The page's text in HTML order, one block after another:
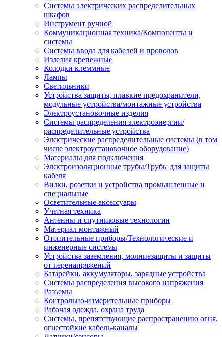
Системы электрических распределительных
шкафов
Инструмент ручной
Коммуникационная техника/Компоненты и
системы
Системы ввода для кабелей и проводов
Изделия крепежные
Колодки клеммные
Лампы
Светильники
Устройства защиты, плавкие предохранители,
модульные устройства/монтажные устройства
Электроустановочные изделия
Системы распределения электроэнергии/
распределительные устройства
Электрические распределительные системы (в том
числе электроустановочное оборудование)
Материалы для подключения
Электроизоляционные трубы/Трубы для защиты
кабеля
Вилки, розетки и устройства промышленные и
специальные
Осветительные аксессуары
Учетная техника
Антенны и спутниковые технологии
Материал монтажный
Отопительные приборы/Технологические и
инженерные системы
Устройства заземления, молниезащиты и защиты
от перенапряжений
Батарейки, аккумуляторы, зарядные устройства
Системы распределения высокого напряжения
Разъемы
Контрольно-измерительные приборы
Рабочая одежда, охрана труда
Системы, препятствующие распространению огня,
огнестойкие кабель-каналы